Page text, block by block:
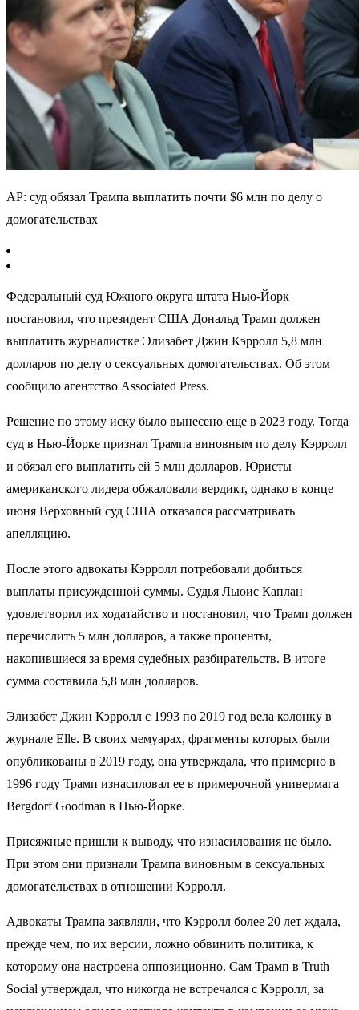
AP: суд обязал Трампа выплатить почти $6 млн по делу о
домогательствах
Федеральный суд Южного округа штата Нью-Йорк
постановил, что президент США Дональд Трамп должен
выплатить журналистке Элизабет Джин Кэрролл 5,8 млн
долларов по делу о сексуальных домогательствах. Об этом
сообщило агентство Associated Press.
Решение по этому иску было вынесено еще в 2023 году. Тогда
суд в Нью-Йорке признал Трампа виновным по делу Кэрролл
и обязал его выплатить ей 5 млн долларов. Юристы
американского лидера обжаловали вердикт, однако в конце
июня Верховный суд США отказался рассматривать
апелляцию.
После этого адвокаты Кэрролл потребовали добиться
выплаты присужденной суммы. Судья Льюис Каплан
удовлетворил их ходатайство и постановил, что Трамп должен
перечислить 5 млн долларов, а также проценты,
накопившиеся за время судебных разбирательств. В итоге
сумма составила 5,8 млн долларов.
Элизабет Джин Кэрролл с 1993 по 2019 год вела колонку в
журнале Elle. В своих мемуарах, фрагменты которых были
опубликованы в 2019 году, она утверждала, что примерно в
1996 году Трамп изнасиловал ее в примерочной универмага
Bergdorf Goodman в Нью-Йорке.
Присяжные пришли к выводу, что изнасилования не было.
При этом они признали Трампа виновным в сексуальных
домогательствах в отношении Кэрролл.
Адвокаты Трампа заявляли, что Кэрролл более 20 лет ждала,
прежде чем, по их версии, ложно обвинить политика, к
которому она настроена оппозиционно. Сам Трамп в Truth
Social утверждал, что никогда не встречался с Кэрролл, за